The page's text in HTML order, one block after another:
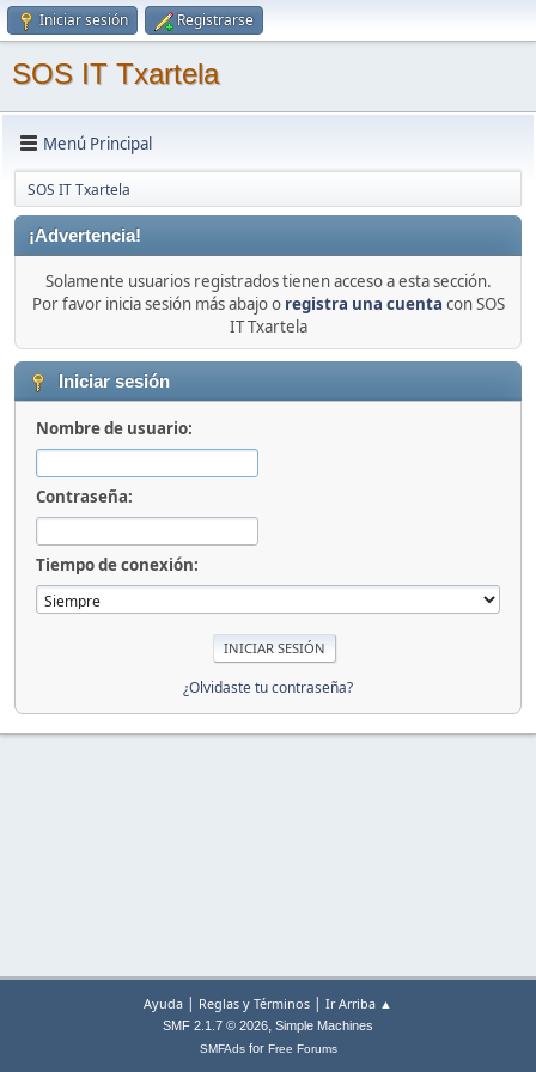
Iniciar sesión Registrarse
SOS IT Txartela
Menú Principal
SOS IT Txartela
¡Advertencia!
Solamente usuarios registrados tienen acceso a esta sección.
Por favor inicia sesión más abajo o registra una cuenta con SOS
IT Txartela
Iniciar sesión
Nombre de usuario:
Contraseña:
Tiempo de conexión:
¿Olvidaste tu contraseña?
Ayuda | Reglas y Términos | Ir Arriba ▲
SMF 2.1.7 © 2026, Simple Machines
SMFAdsfor Free Forums